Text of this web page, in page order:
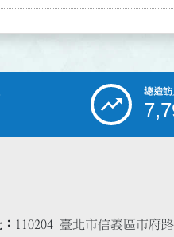
總造訪
110204 臺北市信義區市府